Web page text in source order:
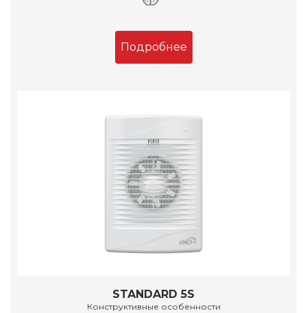
Подробнее
STANDARD 5S
Конструктивные особенности